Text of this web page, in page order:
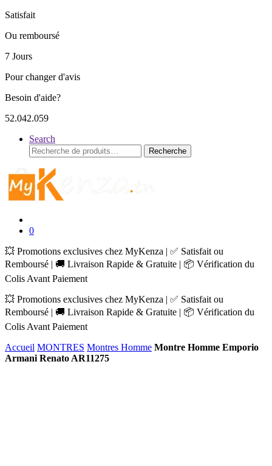
Satisfait
Ou remboursé
7 Jours
Pour changer d'avis
Besoin d'aide?
52.042.059
Search
Recherche
pour :
Recherche
0
💥 Promotions exclusives chez MyKenza | ✅ Satisfait ou
Remboursé | 🚚 Livraison Rapide & Gratuite | 📦 Vérification du
Colis Avant Paiement
💥 Promotions exclusives chez MyKenza | ✅ Satisfait ou
Remboursé | 🚚 Livraison Rapide & Gratuite | 📦 Vérification du
Colis Avant Paiement
Accueil MONTRES Montres Homme Montre Homme Emporio
Armani Renato AR11275